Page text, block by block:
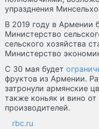
упразднения
В 2019 году в Армении
Министерство
сельского хозяйства
Министерство
С 30 мая будет
фруктов из Армении.
затронули армянские
также коньяк и вино
производителей.
rbc.ru